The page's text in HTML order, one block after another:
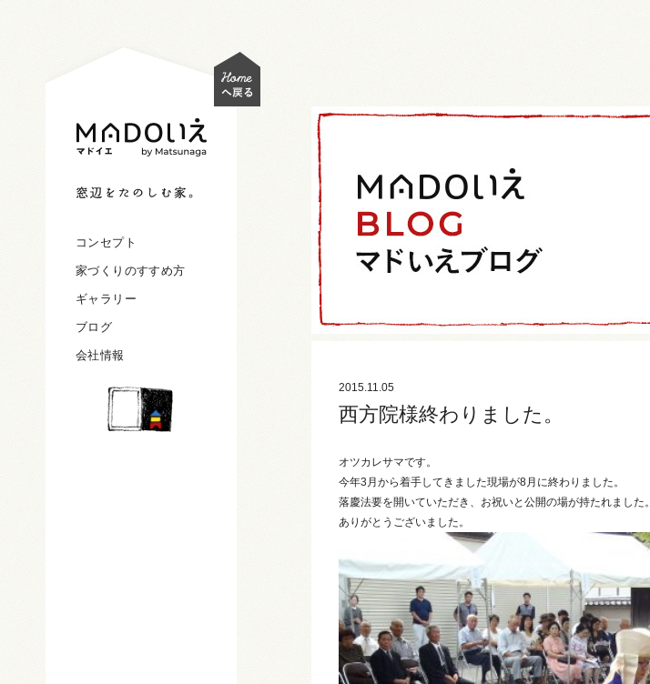
コンセプト
家づくりのすすめ方
ギャラリー
ブログ
会社情報
2015.11.05
西方院様終わりました。
オツカレサマです。
今年3月から着手してきました現場が8月に終わりました。
落慶法要を開いていただき、お祝いと公開の場が持たれました。
ありがとうございました。